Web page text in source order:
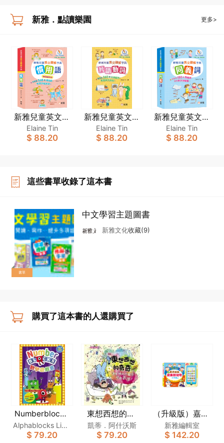
新雅．點讀樂園 更多>
新雅兒童英文圖
解字典:慣用語Idi
oms[新雅．點讀
Elaine Tin
$ 88.20
新雅兒童英文圖
解字典:片語動詞
[新雅．點讀樂
Elaine Tin
$ 88.20
新雅兒童英文圖
解字典:同義詞
[新雅．點讀樂
Elaine Tin
$ 88.20
這些書單收錄了這本書
書單
中文學習主題圖書
新雅文化收藏(9)
購買了這本書的人還購買了
Numberblocks
數學遊戲書
Alphablocks Limit
ed
$ 79.20
東想西想的奇
奇：讓忙碌的小
腦袋學會表達！
凱蒂．阿什沃斯
$ 79.20
（升級版）嘉芙
姐姐廣東話兒歌
小手機
新雅編輯室
$ 142.20